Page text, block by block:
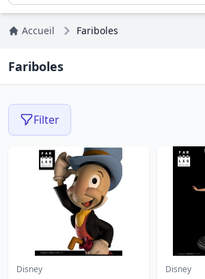
Accueil Fariboles
Fariboles
Filter
Disney
Disney